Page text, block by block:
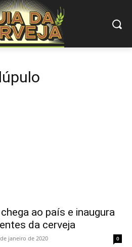
lúpulo
ao país e inaugura
da cerveja
janeiro de 2020 0